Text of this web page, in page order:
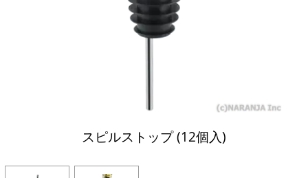
スピルストップ (12個入)